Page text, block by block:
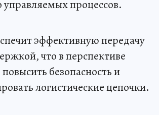
процессов.
эффективную передачу
что в перспективе
безопасность и
логистические цепочки.